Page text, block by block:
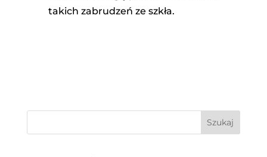
takich zabrudzeń ze szkła.